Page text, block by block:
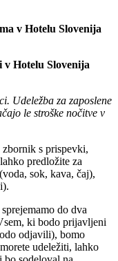
v Hotelu Slovenija
Hotelu Slovenija
Udeležba za zaposlene
le stroške nočitve v
s prispevki,
predložite za
sok, kava, čaj),
do dva
ki bodo prijavljeni
odjavili), bomo
udeležiti, lahko